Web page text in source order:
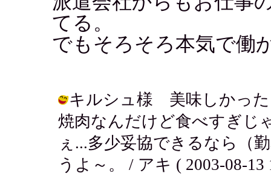
てる。
でもそろそろ本気で働
キルシュ様 美味しかった
焼肉なんだけど食べすぎじ
ぇ...多少妥協できるなら（
うよ～。 / アキ ( 2003-08-13